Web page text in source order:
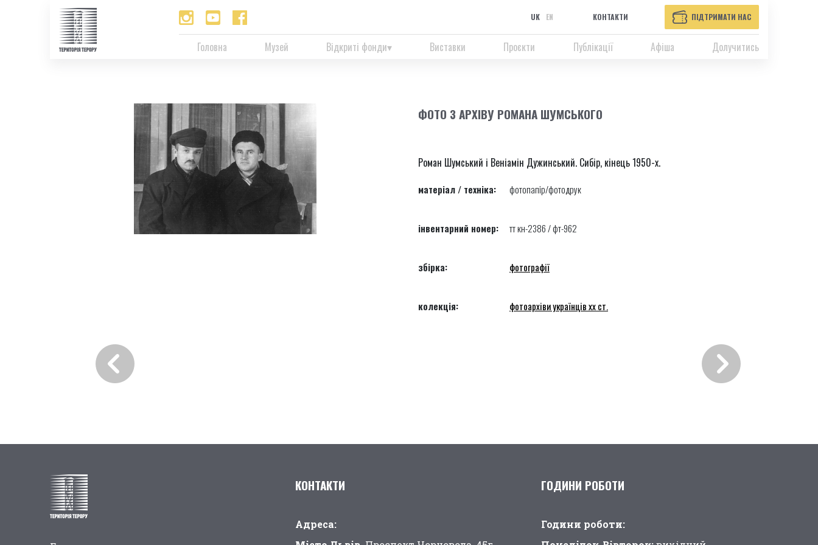
UK EN КОНТАКТИ ПІДТРИМАТИ НАС
Головна Музей Відкриті фонди Виставки Проєкти Публікації Афіша Долучитись
ФОТО З АРХІВУ РОМАНА ШУМСЬКОГО
Роман Шумський і Веніамін Дужинський. Сибір, кінець 1950-х.
матеріал / техніка: фотопапір/фотодрук
інвентарний номер: тт кн-2386 / фт-962
збірка: фотографії
колекція: фотоархіви українців хх ст.
КОНТАКТИ
Адреса:
ГОДИНИ РОБОТИ
Години pоботи: